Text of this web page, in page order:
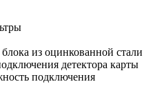
из оцинкованной стали
детектора карты
подключения